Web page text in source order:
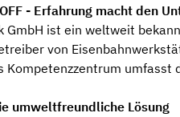
- Erfahrung macht den
GmbH ist ein weltweit
von
Kompetenzzentrum
umweltfreundliche Lösung